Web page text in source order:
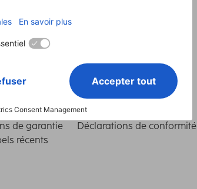
de garantie Déclarations de conformité
récents